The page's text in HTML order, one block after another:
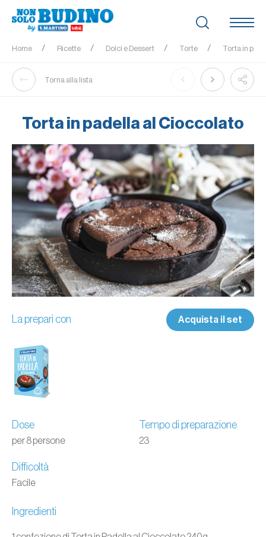
Home Ricette Dolci e Dessert Torte Torta in
Torna alla lista
Torta in padella al Cioccolato
La prepari con Acquista il set
Dose
per 8 persone
Tempo di preparazione
23
Difficoltà
Facile
Ingredienti